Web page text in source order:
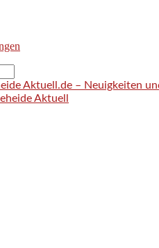
Aktuell.de – Neuigkeiten